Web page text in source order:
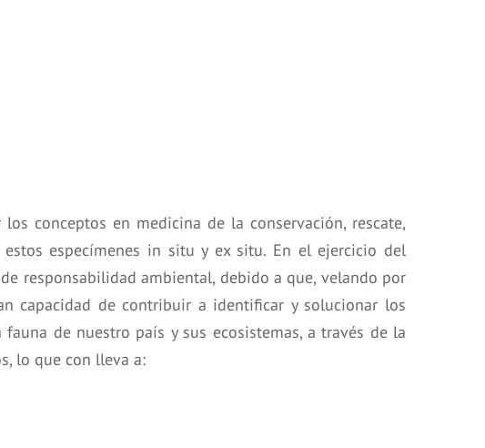
conceptos en medicina de la conservación, rescate,
especímenes in situ y ex situ. En el ejercicio del
responsabilidad ambiental, debido a que, velando por
capacidad de contribuir a identificar y solucionar los
de nuestro país y sus ecosistemas, a través de la
lo que con lleva a: